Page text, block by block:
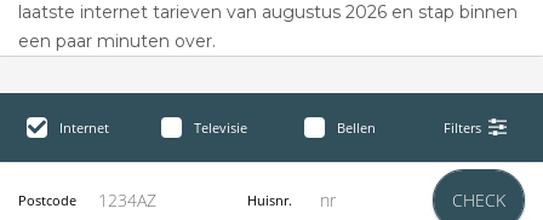
laatste internet tarieven van augustus 2026 en stap binnen
een paar minuten over.
Internet Televisie Bellen Filters
Postcode Huisnr. CHECK